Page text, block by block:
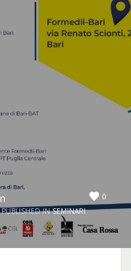
0
PUBLISHED INSEMINARI